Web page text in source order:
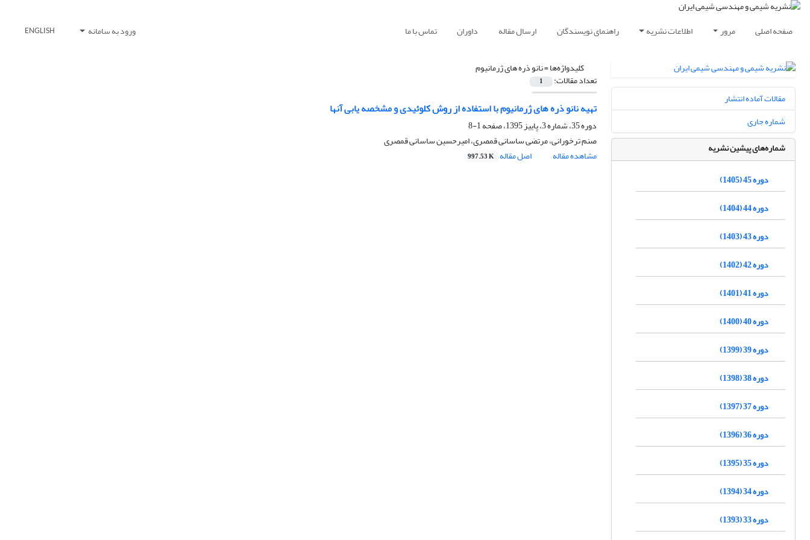
صفحه اصلی مرور اطلاعات نشریه راهنمای نویسندگان ارسال مقاله داوران تماس با ما ورود به سامانه ENGLISH
کلیدواژه‌ها =نانو ذره های ژرمانیوم
تعداد مقالات: 1
تهیه نانو ذره های ژرمانیوم با استفاده از روش کلوئیدی و مشخصه یابی آنها
دوره 35، شماره 3، پاییز 1395، صفحه
1-8
صنم ترخورانی، مرتضی ساسانی قمصری، امیرحسین ساسانی قمصری
مشاهده مقاله
اصل مقاله 997.53 K
مقالات آماده انتشار
شماره جاری
شماره‌های پیشین نشریه
دوره 45 (1405)
دوره 44 (1404)
دوره 43 (1403)
دوره 42 (1402)
دوره 41 (1401)
دوره 40 (1400)
دوره 39 (1399)
دوره 38 (1398)
دوره 37 (1397)
دوره 36 (1396)
دوره 35 (1395)
دوره 34 (1394)
دوره 33 (1393)